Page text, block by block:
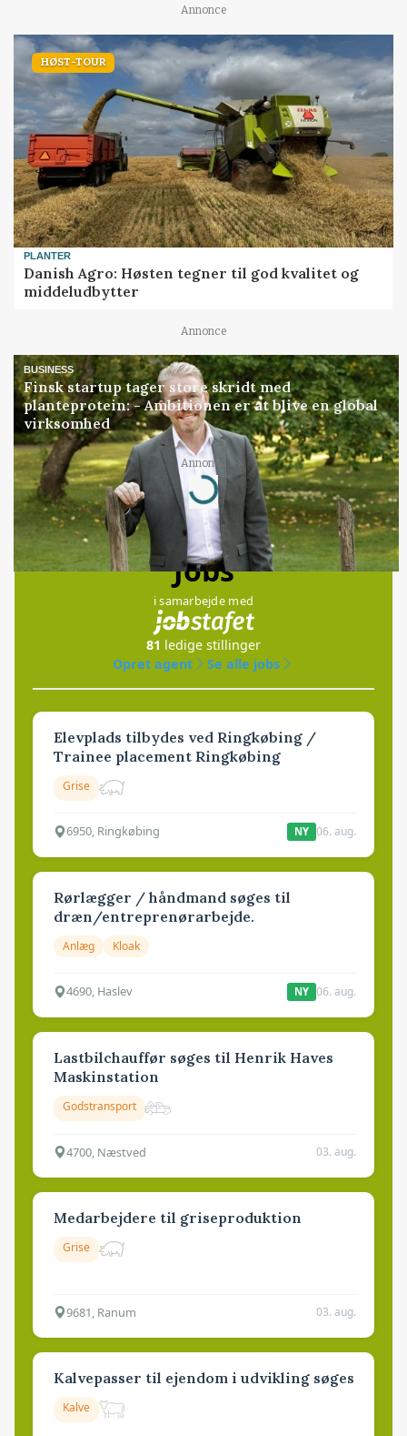
Annonce
HØST-TOUR
PLANTER
Danish Agro: Høsten tegner til god kvalitet og
middeludbytter
Annonce
BUSINESS
Finsk startup tager store skridt med
planteprotein: - Ambitionen er at blive en global
virksomhed
Annonce
Loading...
Jobs
i samarbejde med
81 ledige stillinger
Opret agent
Se alle jobs
Elevplads tilbydes ved Ringkøbing /
Trainee placement Ringkøbing
Grise
6950, Ringkøbing NY 06. aug.
Rørlægger / håndmand søges til
dræn/entreprenørarbejde.
Anlæg Kloak
4690, Haslev NY 06. aug.
Lastbilchauffør søges til Henrik Haves
Maskinstation
Godstransport
4700, Næstved 03. aug.
Medarbejdere til griseproduktion
Grise
9681, Ranum 03. aug.
Kalvepasser til ejendom i udvikling søges
Kalve